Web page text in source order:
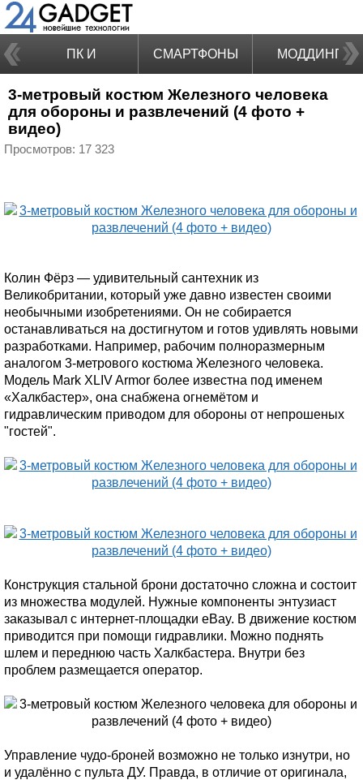
ПК И
НОУТБУКИ
СМАРТФОНЫ МОДДИНГ
3-метровый костюм Железного человека
для обороны и развлечений (4 фото +
видео)
Просмотров: 17 323
Колин Фёрз — удивительный сантехник из
Великобритании, который уже давно известен своими
необычными изобретениями. Он не собирается
останавливаться на достигнутом и готов удивлять новыми
разработками. Например, рабочим полноразмерным
аналогом 3-метрового костюма Железного человека.
Модель Mark XLIV Armor более известна под именем
«Халкбастер», она снабжена огнемётом и
гидравлическим приводом для обороны от непрошеных
"гостей".
Конструкция стальной брони достаточно сложна и состоит
из множества модулей. Нужные компоненты энтузиаст
заказывал с интернет-площадки eBay. В движение костюм
приводится при помощи гидравлики. Можно поднять
шлем и переднюю часть Халкбастера. Внутри без
проблем размещается оператор.
Управление чудо-броней возможно не только изнутри, но
и удалённо с пульта ДУ. Правда, в отличие от оригинала,